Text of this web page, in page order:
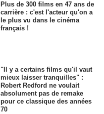
Plus de 300 films en 47 ans de
carrière : c'est l'acteur qu'on a
le plus vu dans le cinéma
français !
"Il y a certains films qu'il vaut
mieux laisser tranquilles" :
Robert Redford ne voulait
absolument pas de remake
pour ce classique des années
70